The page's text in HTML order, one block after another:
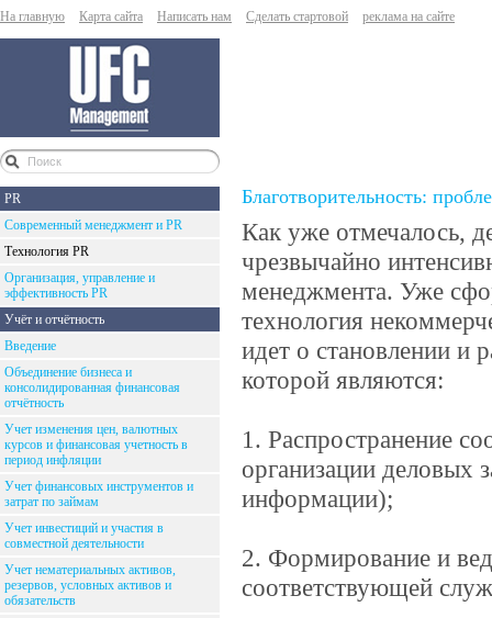
На главную Карта сайта Написать нам Сделать стартовой реклама на сайте
PR
Современный менеджмент и PR
Технология PR
Организация, управление и
эффективность PR
Учёт и отчётность
Введение
Объединение бизнеса и
консолидированная финансовая
отчётность
Учет изменения цен, валютных
курсов и финансовая учетность в
период инфляции
Учет финансовых инструментов и
затрат по займам
Учет инвестиций и участия в
совместной деятельности
Учет нематериальных активов,
резервов, условных активов и
обязательств
Благотворительность:
Как уже отмечалось,
чрезвычайно
менеджмента. Уже
технология
идет о становлении и
которой являются:
1. Распространение
организации деловых
информации);
2. Формирование и
соответствующей